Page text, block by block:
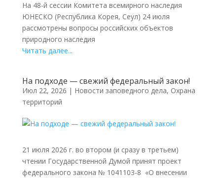
На 48-й сессии Комитета всемирного наследия
ЮНЕСКО (Республика Корея, Сеул) 24 июля
рассмотрены вопросы российских объектов
природного наследия
Читать далее...
На подходе — свежий федеральный закон!
Июл 22, 2026 | Новости заповедного дела, Охрана
территорий
21 июля 2026 г. во втором (и сразу в третьем)
чтении Государственной Думой принят проект
федерального закона № 1041103-8 «О внесении